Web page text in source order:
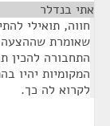
אתי בנדלר
חווה, תואילי
שאומרת שההצעה
התחבורה להכין
המקומיות יהיו
לקרוא לה כך.